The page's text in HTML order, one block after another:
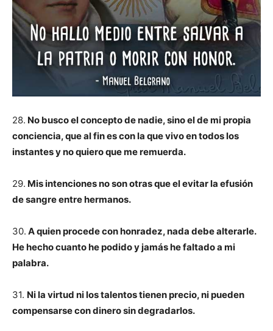
28. No busco el concepto de nadie, sino el de mi propia
conciencia, que al fin es con la que vivo en todos los
instantes y no quiero que me remuerda.
29. Mis intenciones no son otras que el evitar la efusión
de sangre entre hermanos.
30. A quien procede con honradez, nada debe alterarle.
He hecho cuanto he podido y jamás he faltado a mi
palabra.
31. Ni la virtud ni los talentos tienen precio, ni pueden
compensarse con dinero sin degradarlos.